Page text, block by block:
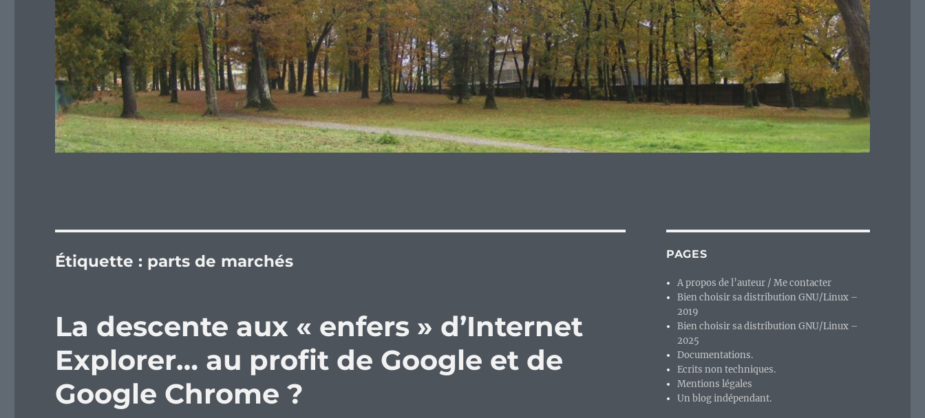
Étiquette : parts de marchés
La descente aux « enfers » d’Internet
Explorer… au profit de Google et de
Google Chrome ?
PAGES
A propos de l’auteur / Me contacter
Bien choisir sa distribution GNU/Linux –
2019
Bien choisir sa distribution GNU/Linux –
2025
Documentations.
Ecrits non techniques.
Mentions légales
Un blog indépendant.